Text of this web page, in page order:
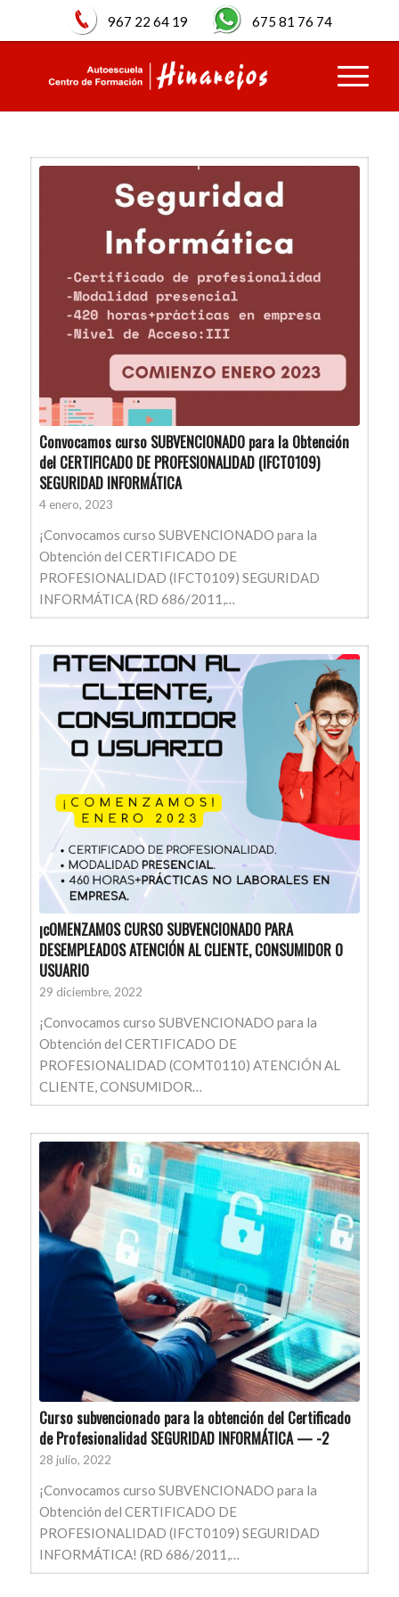
967 22 64 19 675 81 76 74
Convocamos curso SUBVENCIONADO para la Obtención
del CERTIFICADO DE PROFESIONALIDAD (IFCT0109)
SEGURIDAD INFORMÁTICA
4 enero, 2023
¡Convocamos curso SUBVENCIONADO para la
Obtención del CERTIFICADO DE
PROFESIONALIDAD (IFCT0109) SEGURIDAD
INFORMÁTICA (RD 686/2011,…
¡cOMENZAMOS CURSO SUBVENCIONADO PARA
DESEMPLEADOS ATENCIÓN AL CLIENTE, CONSUMIDOR O
USUARIO
29 diciembre, 2022
¡Convocamos curso SUBVENCIONADO para la
Obtención del CERTIFICADO DE
PROFESIONALIDAD (COMT0110) ATENCIÓN AL
CLIENTE, CONSUMIDOR…
Curso subvencionado para la obtención del Certificado
de Profesionalidad SEGURIDAD INFORMÁTICA — -2
28 julio, 2022
¡Convocamos curso SUBVENCIONADO para la
Obtención del CERTIFICADO DE
PROFESIONALIDAD (IFCT0109) SEGURIDAD
INFORMÁTICA! (RD 686/2011,…